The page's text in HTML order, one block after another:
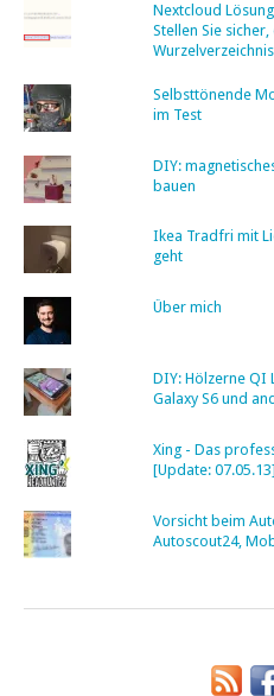
Nextcloud
Stellen Sie
Selbsttönende
im Test
DIY:
bauen
Ikea Tradfri mit
geht
Über mich
DIY: Hölzerne QI
Galaxy S6 und
Xing - Das
[Update: 07.05.13]
Vorsicht beim
Autoscout24,